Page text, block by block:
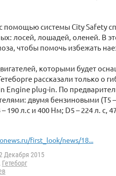
помощью системы City Safety
лосей, лошадей, оленей. В
чтобы помочь избежать
которыми будет
рассказали только о
Engine plug-in. По
двумя бензиновыми (T5
190 л.с и 400 Нм; D5 – 224 л. с,
first_look/news/18...
Декабря 2015
Гетеборг